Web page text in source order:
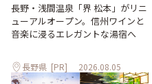
長野・浅間温泉「界 松本」がリニ
ューアルオープン。信州ワインと
音楽に浸るエレガントな湯宿へ
長野県 [PR] 2026.08.05